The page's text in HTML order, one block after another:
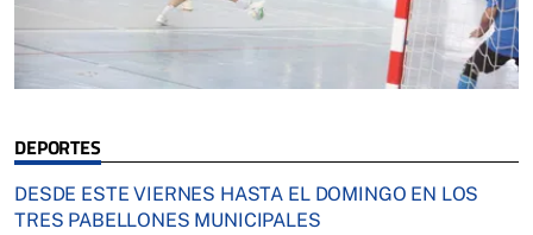
DEPORTES
DESDE ESTE VIERNES HASTA EL DOMINGO EN LOS
TRES PABELLONES MUNICIPALES